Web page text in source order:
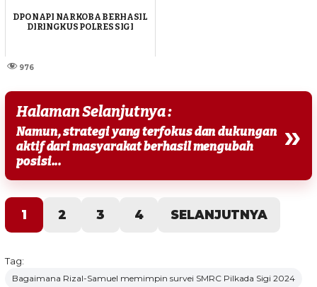
DPO NAPI NARKOBA BERHASIL
DIRINGKUS POLRES SIGI
976
Halaman Selanjutnya :
Namun, strategi yang terfokus dan dukungan
aktif dari masyarakat berhasil mengubah
posisi...
»
1 2 3 4 SELANJUTNYA
Tag:
Bagaimana Rizal-Samuel memimpin survei SMRC Pilkada Sigi 2024